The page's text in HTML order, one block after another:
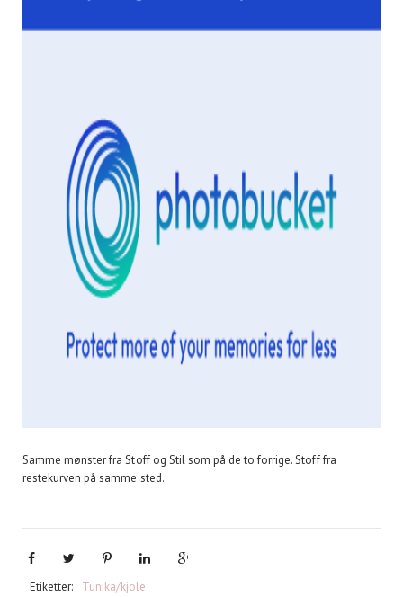
Samme mønster fra Stoff og Stil som på de to forrige. Stoff fra
restekurven på samme sted.
Etiketter: Tunika/kjole